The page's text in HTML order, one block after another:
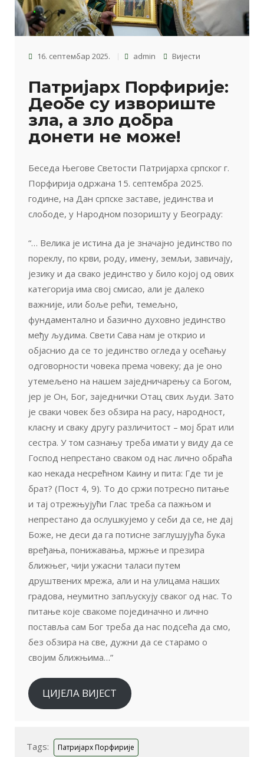
16. септембар 2025. admin Вијести
Патријарх Порфирије:
Деобе су извориште
зла, а зло добра
донети не може!
Беседа Његове Светости Патријарха српског г.
Порфирија одржана 15. септембра 2025.
године, на Дан српске заставе, јединства и
слободе, у Народном позоришту у Београду:
“… Велика је истина да је значајно јединство по
пореклу, по крви, роду, имену, земљи, завичају,
језику и да свако јединство у било којој од ових
категорија има свој смисао, али је далеко
важније, или боље рећи, темељно,
фундаментално и базично духовно јединство
међу људима. Свети Сава нам је открио и
објаснио да се то јединство огледа у осећању
одговорности човека према човеку; да је оно
утемељено на нашем заједничарењу са Богом,
јер је Он, Бог, заједнички Отац свих људи. Зато
је сваки човек без обзира на расу, народност,
класну и сваку другу различитост – мој брат или
сестра. У том сазнању треба имати у виду да се
Господ непрестано сваком од нас лично обраћа
као некада несрећном Каину и пита: Где ти је
брат? (Пост 4, 9). То до сржи потресно питање
и тај отрежњујући Глас треба са пажњом и
непрестано да ослушкујемо у себи да се, не дај
Боже, не деси да га потисне заглушујућа бука
вређања, понижавања, мржње и презира
ближњег, чији ужасни таласи путем
друштвених мрежа, али и на улицама наших
градова, неумитно запљускују сваког од нас. То
питање које свакоме појединачно и лично
поставља сам Бог треба да нас подсећа да смо,
без обзира на све, дужни да се старамо о
својим ближњима…”
ЦИЈЕЛА ВИЈЕСТ
Tags: Патријарх Порфирије